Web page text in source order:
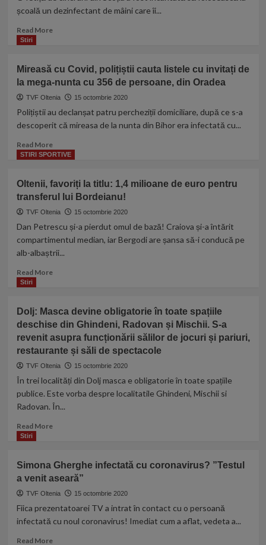
suferea
de
infectat
cu
COVID-
școală un dezinfectant de mâini care îi...
Read MoreRead
după
ce
fiica
5
i-
lubrifiantul
la
școală,
post
de
dezinfectant:
dar
Stiri
Mireasă cu Covid, polițiștii cauta listele cu invitați de
la mega-nunta cu 356 de persoane, din Oradea
TVF Oltenia 15 octombrie 2020
Polițiștii au declanșat patru percheziții domiciliare, după ce s-a
descoperit că mireasa de la nunta din Bihor era infectată cu...
Read MoreRead
more
cu
Covid,
polițiștii
listele
cu
invitați
cu
356
de
persoane,
Oradea
STIRI SPORTIVE
Oltenii, favoriți la titlu: 1,4 milioane de euro pentru
transferul lui Bordeianu!
TVF Oltenia 15 octombrie 2020
Dan Petrescu și-a pierdut omul de bază! Craiova și-a întărit
compartimentul median, iar Bergodi are șansa să-i conducă pe
alb-albaștrii...
Read MoreRead
favoriți
la
titlu:
1,4
milioane
euro
pentru
transferul
Bordeianu!
Stiri
Dolj: Masca devine obligatorie în toate spațiile
deschise din Ghindeni, Radovan și Mischii. S-a
revenit asupra funcționării sălilor de jocuri și pariuri,
restaurante și săli de spectacole
TVF Oltenia 15 octombrie 2020
În trei localități din Dolj masca e obligatorie în toate spațiile
publice. Este vorba despre localitatile Ghindeni, Mischii si
Radovan. În...
Read MoreRead
Masca
devine
obligatorie
spațiile
Stiri
Simona Gherghe infectată cu coronavirus? ”Testul
a venit aseară”
TVF Oltenia 15 octombrie 2020
Fiica prezentatoarei TV a intrat în contact cu o persoană
infectată cu noul coronavirus! Imediat cum a aflat, vedeta a...
Read MoreRead